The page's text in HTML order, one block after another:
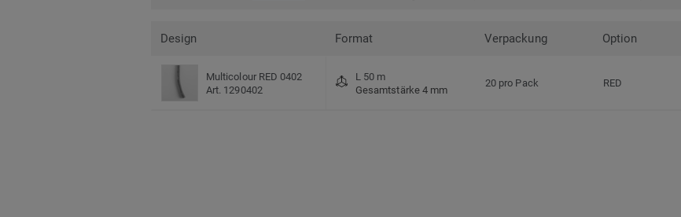
Design Format Verpackung Option
Multicolour RED 0402
Art. 1290402
L 50 m
Gesamtstärke 4 mm
20 pro Pack RED